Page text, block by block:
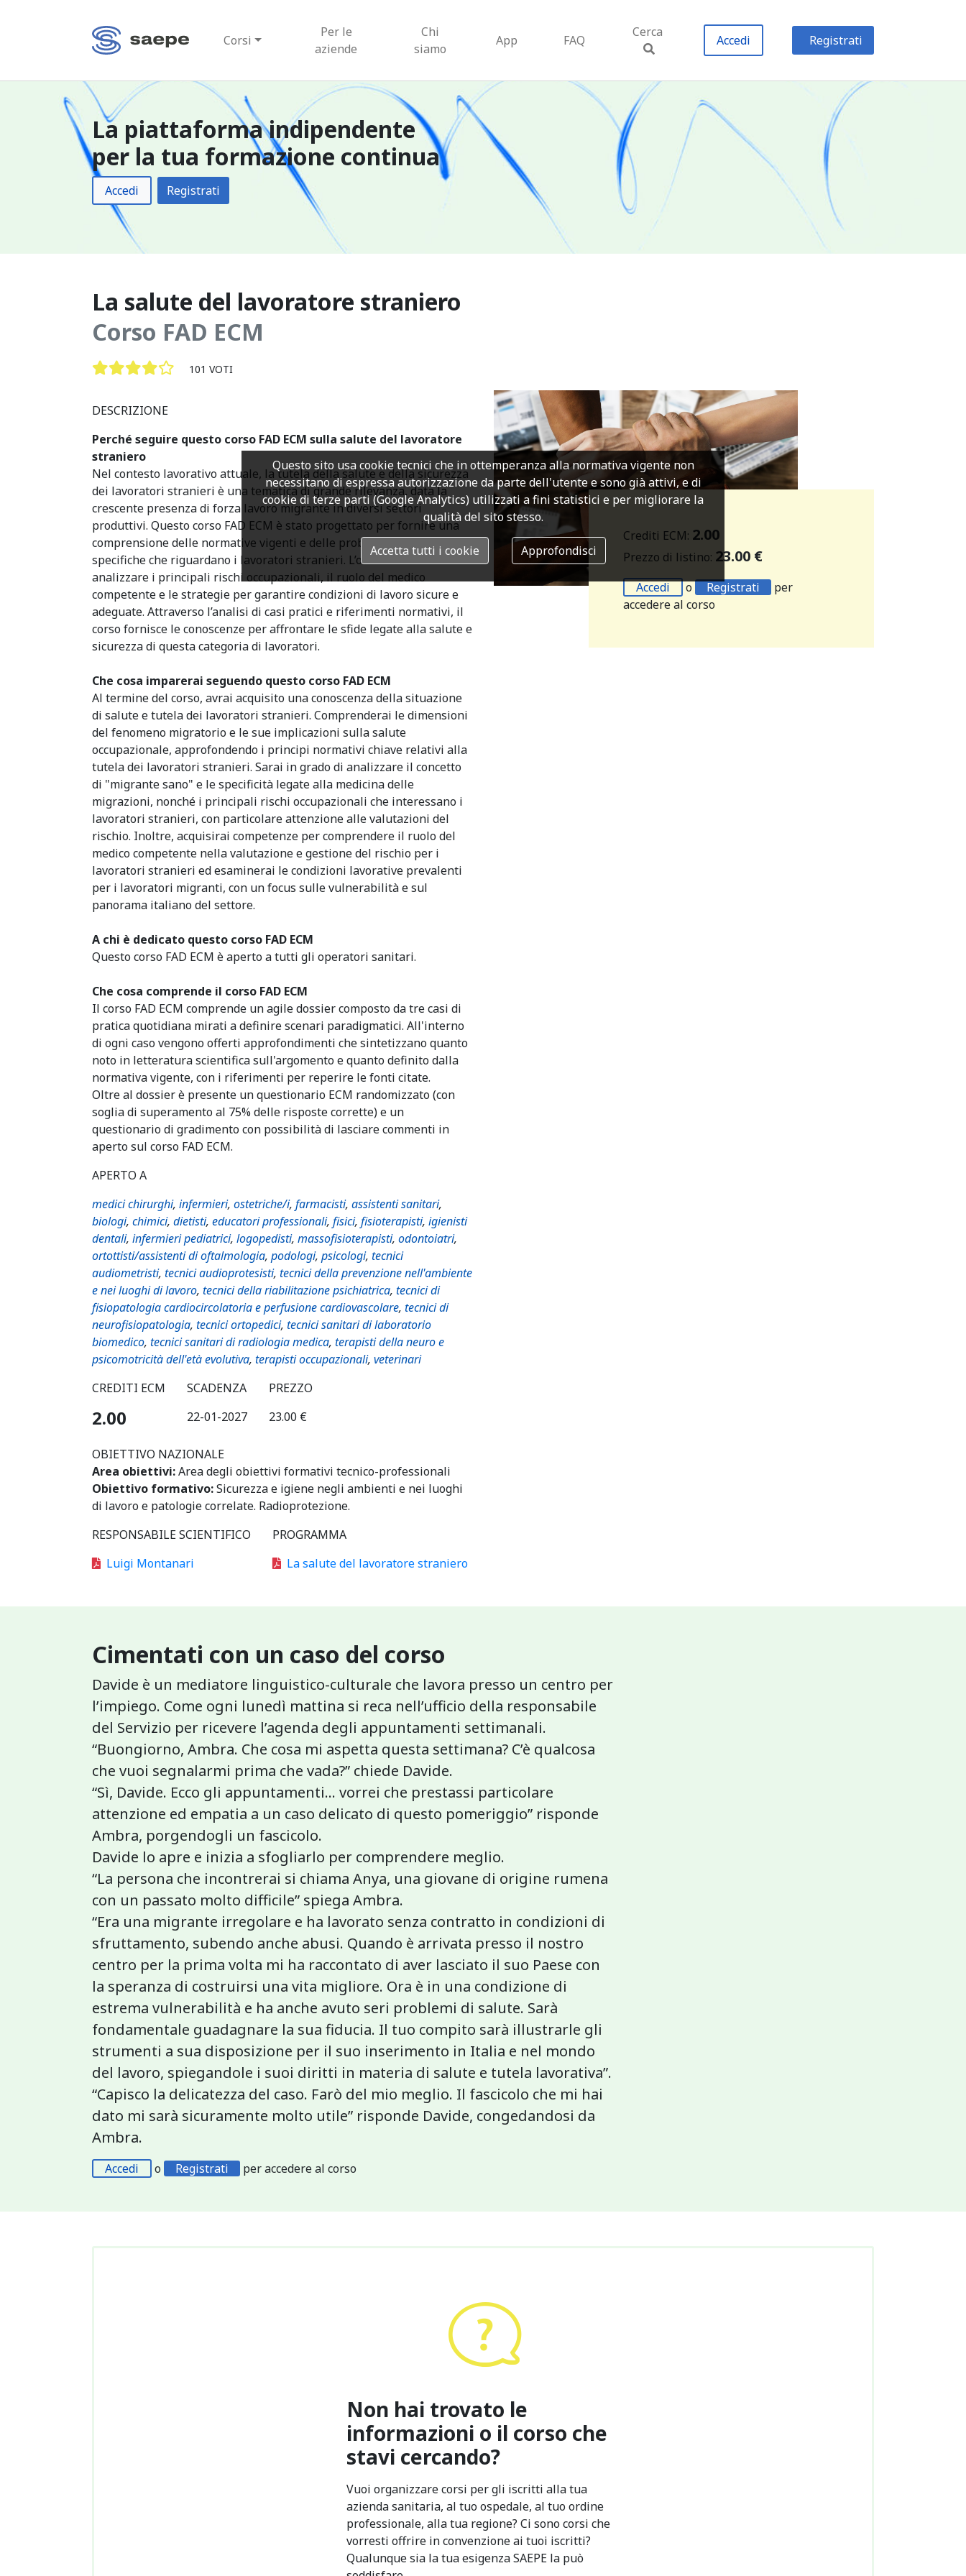
Corsi
Per le
aziende
Chi
siamo
App FAQ
Cerca
Accedi Registrati
La piattaforma indipendente
per la tua formazione continua
Accedi Registrati
La salute del lavoratore straniero
Corso FAD ECM
101 VOTI
DESCRIZIONE
Perché seguire questo corso FAD ECM sulla salute del lavoratore
straniero
Nel contesto lavorativo attuale, la tutela della salute e della sicurezza
dei lavoratori stranieri è una tematica di grande rilevanza, data la
crescente presenza di forza lavoro migrante in diversi settori
produttivi. Questo corso FAD ECM è stato progettato per fornire una
comprensione delle normative vigenti e delle problematiche
specifiche che riguardano i lavoratori stranieri. L’obiettivo è di
analizzare i principali rischi occupazionali, il ruolo del medico
competente e le strategie per garantire condizioni di lavoro sicure e
adeguate. Attraverso l’analisi di casi pratici e riferimenti normativi, il
corso fornisce le conoscenze per affrontare le sfide legate alla salute e
sicurezza di questa categoria di lavoratori.
Che cosa imparerai seguendo questo corso FAD ECM
Al termine del corso, avrai acquisito una conoscenza della situazione
di salute e tutela dei lavoratori stranieri. Comprenderai le dimensioni
del fenomeno migratorio e le sue implicazioni sulla salute
occupazionale, approfondendo i principi normativi chiave relativi alla
tutela dei lavoratori stranieri. Sarai in grado di analizzare il concetto
di "migrante sano" e le specificità legate alla medicina delle
migrazioni, nonché i principali rischi occupazionali che interessano i
lavoratori stranieri, con particolare attenzione alle valutazioni del
rischio. Inoltre, acquisirai competenze per comprendere il ruolo del
medico competente nella valutazione e gestione del rischio per i
lavoratori stranieri ed esaminerai le condizioni lavorative prevalenti
per i lavoratori migranti, con un focus sulle vulnerabilità e sul
panorama italiano del settore.
A chi è dedicato questo corso FAD ECM
Questo corso FAD ECM è aperto a tutti gli operatori sanitari.
Che cosa comprende il corso FAD ECM
Il corso FAD ECM comprende un agile dossier composto da tre casi di
pratica quotidiana mirati a definire scenari paradigmatici. All'interno
di ogni caso vengono offerti approfondimenti che sintetizzano quanto
noto in letteratura scientifica sull'argomento e quanto definito dalla
normativa vigente, con i riferimenti per reperire le fonti citate.
Oltre al dossier è presente un questionario ECM randomizzato (con
soglia di superamento al 75% delle risposte corrette) e un
questionario di gradimento con possibilità di lasciare commenti in
aperto sul corso FAD ECM.
APERTO A
medici chirurghi, infermieri, ostetriche/i, farmacisti, assistenti sanitari,
biologi, chimici, dietisti, educatori professionali, fisici, fisioterapisti, igienisti
dentali, infermieri pediatrici, logopedisti, massofisioterapisti, odontoiatri,
ortottisti/assistenti di oftalmologia, podologi, psicologi, tecnici
audiometristi, tecnici audioprotesisti, tecnici della prevenzione nell'ambiente
e nei luoghi di lavoro, tecnici della riabilitazione psichiatrica, tecnici di
fisiopatologia cardiocircolatoria e perfusione cardiovascolare, tecnici di
neurofisiopatologia, tecnici ortopedici, tecnici sanitari di laboratorio
biomedico, tecnici sanitari di radiologia medica, terapisti della neuro e
psicomotricità dell'età evolutiva, terapisti occupazionali, veterinari
CREDITI ECM
2.00
SCADENZA
22-01-2027
PREZZO
23.00 €
OBIETTIVO NAZIONALE
Area obiettivi:Area degli obiettivi formativi tecnico-professionali
Obiettivo formativo:Sicurezza e igiene negli ambienti e nei luoghi
di lavoro e patologie correlate. Radioprotezione.
RESPONSABILE SCIENTIFICO
Luigi Montanari
PROGRAMMA
La salute del lavoratore straniero
Crediti ECM: 2.00
Prezzo di listino: 23.00 €
Accedi o Registrati
per
accedere al corso
Cimentati con un caso del corso
Davide è un mediatore linguistico-culturale che lavora presso un centro per
l’impiego. Come ogni lunedì mattina si reca nell’ufficio della responsabile
del Servizio per ricevere l’agenda degli appuntamenti settimanali.
“Buongiorno, Ambra. Che cosa mi aspetta questa settimana? C’è qualcosa
che vuoi segnalarmi prima che vada?” chiede Davide.
“Sì, Davide. Ecco gli appuntamenti… vorrei che prestassi particolare
attenzione ed empatia a un caso delicato di questo pomeriggio” risponde
Ambra, porgendogli un fascicolo.
Davide lo apre e inizia a sfogliarlo per comprendere meglio.
“La persona che incontrerai si chiama Anya, una giovane di origine rumena
con un passato molto difficile” spiega Ambra.
“Era una migrante irregolare e ha lavorato senza contratto in condizioni di
sfruttamento, subendo anche abusi. Quando è arrivata presso il nostro
centro per la prima volta mi ha raccontato di aver lasciato il suo Paese con
la speranza di costruirsi una vita migliore. Ora è in una condizione di
estrema vulnerabilità e ha anche avuto seri problemi di salute. Sarà
fondamentale guadagnare la sua fiducia. Il tuo compito sarà illustrarle gli
strumenti a sua disposizione per il suo inserimento in Italia e nel mondo
del lavoro, spiegandole i suoi diritti in materia di salute e tutela lavorativa”.
“Capisco la delicatezza del caso. Farò del mio meglio. Il fascicolo che mi hai
dato mi sarà sicuramente molto utile” risponde Davide, congedandosi da
Ambra.
Accedi o Registrati per accedere al corso
Non hai trovato le
informazioni o il corso che
stavi cercando?
Vuoi organizzare corsi per gli iscritti alla tua
azienda sanitaria, al tuo ospedale, al tuo ordine
professionale, alla tua regione? Ci sono corsi che
vorresti offrire in convenzione ai tuoi iscritti?
Qualunque sia la tua esigenza SAEPE la può
Questo sito usa cookie tecnici che in ottemperanza alla normativa vigente non
necessitano di espressa autorizzazione da parte dell'utente e sono già attivi, e di
cookie di terze parti (Google Analytics) utilizzati a fini statistici e per migliorare la
qualità del sito stesso.
Accetta tutti i cookie Approfondisci